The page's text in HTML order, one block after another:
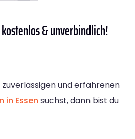
& unverbindlich!
und erfahrenen
in Essen suchst, dann bist du